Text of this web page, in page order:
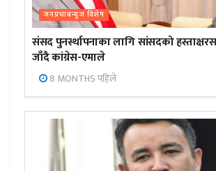
जनप्रभाबन्युज विशेष
संसद पुनर्स्थापनाका लागि सांसदको
जाँदै कांग्रेस-एमाले
8 MONTHS पहिले